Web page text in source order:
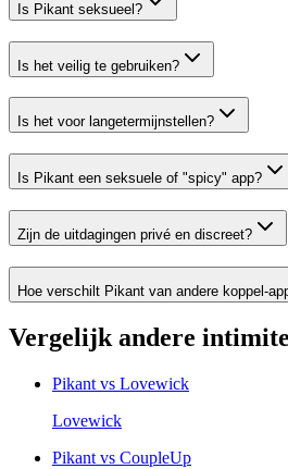
Is Pikant seksueel?
Is het veilig te gebruiken?
Is het voor langetermijnstellen?
Is Pikant een seksuele of "spicy" app?
Zijn de uitdagingen privé en discreet?
Hoe verschilt Pikant van andere koppel-
Vergelijk andere
Pikant vs Lovewick
Lovewick
Pikant vs CoupleUp